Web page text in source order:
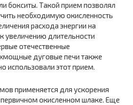
бокситы. Такой прием позволял
необходимую окисленность
расхода энергии на
увеличению длительности
отечественные
дуговые печи также
использовали этот прием.
применяется для ускорения
первичном окисленном шлаке. Еще